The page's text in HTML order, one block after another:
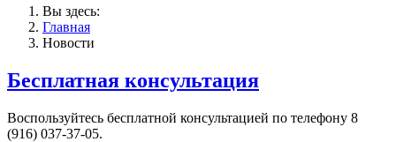
Вы здесь:
Главная
Новости
Бесплатная консультация
Воспользуйтесь бесплатной консультацией по телефону 8
(916) 037-37-05.